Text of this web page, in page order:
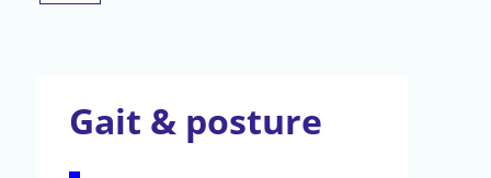
Gait & posture